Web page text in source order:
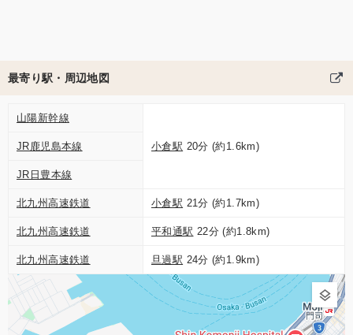
最寄り駅・周辺地図
山陽新幹線
小倉駅 20分 (約1.6km)
JR鹿児島本線
JR日豊本線
北九州高速鉄道 小倉駅 21分 (約1.7km)
北九州高速鉄道 平和通駅 22分 (約1.8km)
北九州高速鉄道 旦過駅 24分 (約1.9km)